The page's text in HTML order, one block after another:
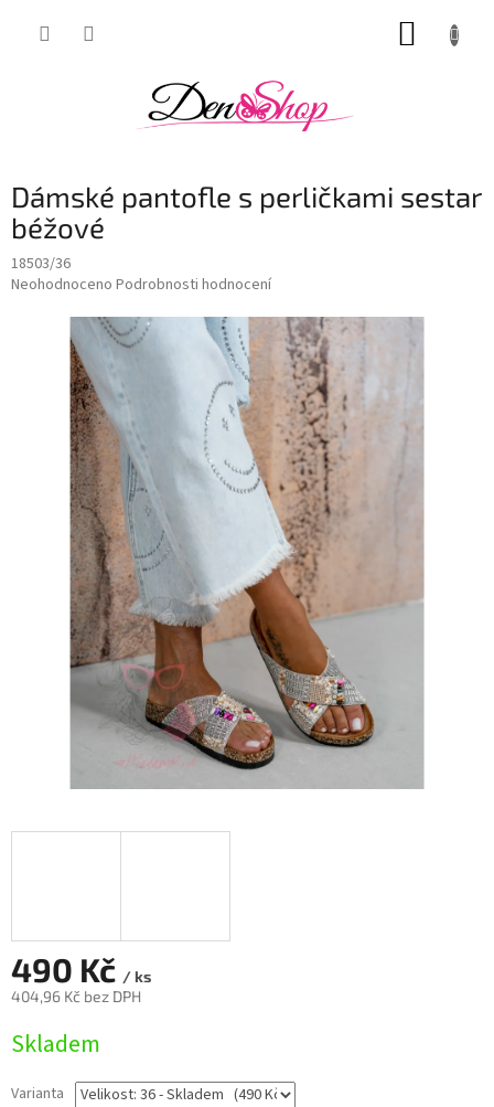
Dámské pantofle s perličkami sestar
béžové
18503/36
Průměrné
hvězdiček.
Neohodnoceno Podrobnosti hodnocení
490 Kč / ks
404,96 Kč bez DPH
cena:
Skladem
Varianta